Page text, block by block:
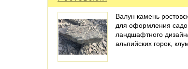
Валун камень
для оформления
ландшафтного
альпийских горок,